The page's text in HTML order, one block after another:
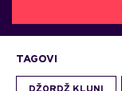
TAGOVI